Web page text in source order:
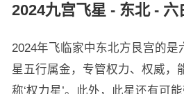
2024九宫飞星 - 东北 -
2024年飞临家中东北方艮宫的是
星五行属金，专管权力、权威，
称‘权力星’。此外，此星还有可